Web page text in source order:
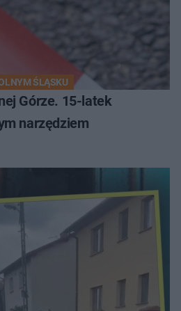
ŚLĄSKU
Górze. 15-latek
narzędziem